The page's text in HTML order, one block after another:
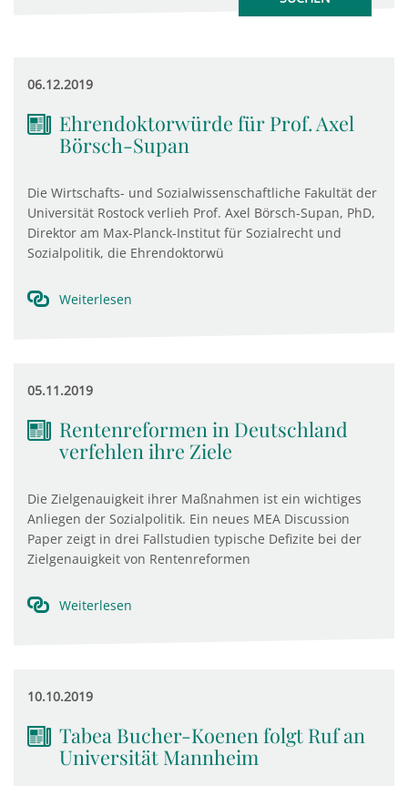
06.12.2019
Ehrendoktorwürde für Prof. Axel
Börsch-Supan
Die Wirtschafts- und Sozialwissenschaftliche Fakultät der
Universität Rostock verlieh Prof. Axel Börsch-Supan, PhD,
Direktor am Max-Planck-Institut für Sozialrecht und
Sozialpolitik, die Ehrendoktorwü
Weiterlesen
05.11.2019
Rentenreformen in Deutschland
verfehlen ihre Ziele
Die Zielgenauigkeit ihrer Maßnahmen ist ein wichtiges
Anliegen der Sozialpolitik. Ein neues MEA Discussion
Paper zeigt in drei Fallstudien typische Defizite bei der
Zielgenauigkeit von Rentenreformen
Weiterlesen
10.10.2019
Tabea Bucher-Koenen folgt Ruf an
Universität Mannheim